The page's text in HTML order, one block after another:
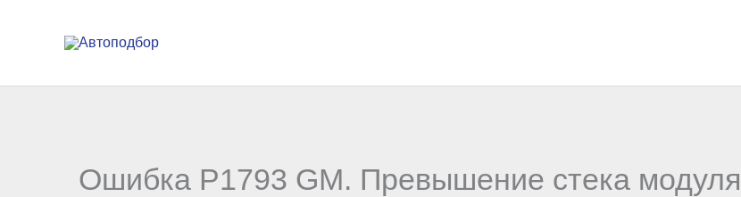
Ошибка P1793 GM. Превышение стека